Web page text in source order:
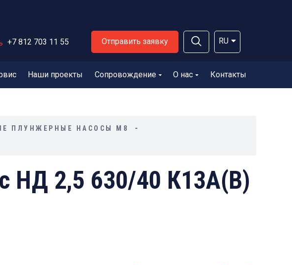
+7 812 703 11 55 Отправить заявку RU
Наши проекты Сопровождение О нас Контакты
ПЛУНЖЕРНЫЕ НАСОСЫ М8
НД 2,5 630/40 К13А(В)